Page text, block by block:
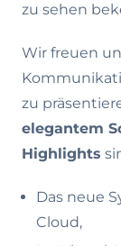
zu sehen
Wir freuen
zu
elegantem
Highlights
Das neue
Cloud,